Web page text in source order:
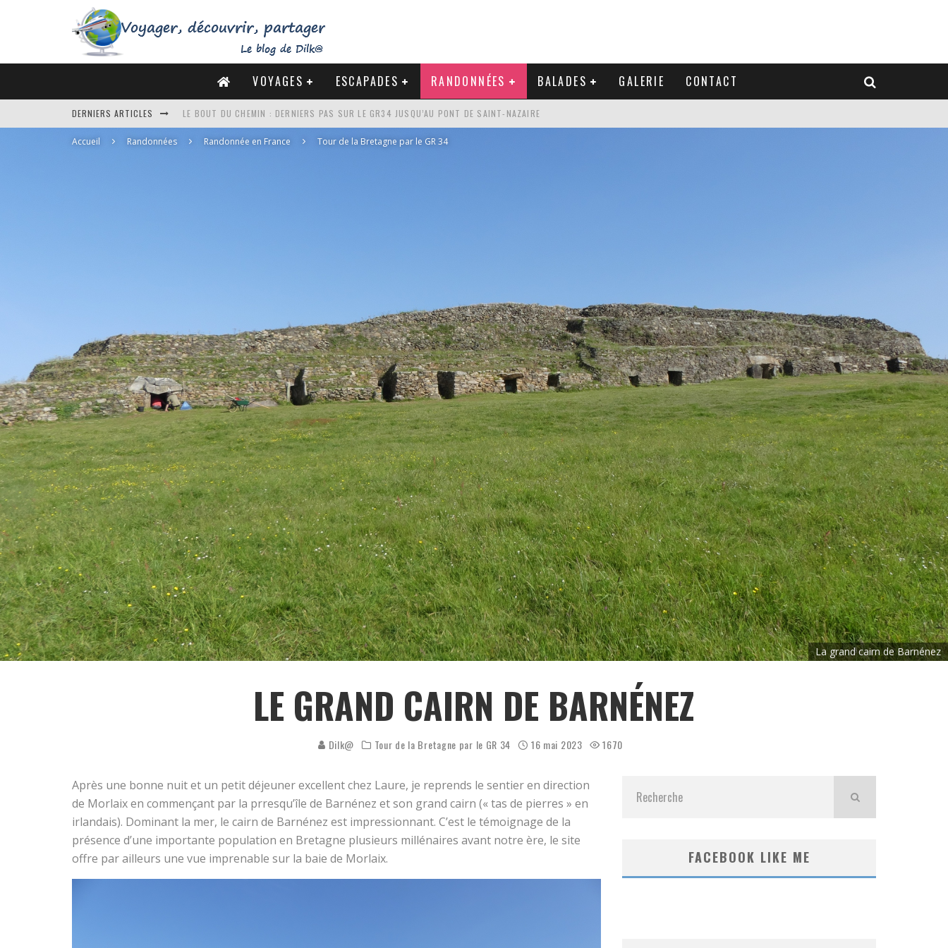
VOYAGES ESCAPADES RANDONNÉES BALADES GALERIE CONTACT
DERNIERS ARTICLES
DE LA CÔTE SAUVAGE À LA BAIE DE LA BAULE
DES MARAIS SALANTS DE GUÉRANDE À LA CÔTE SAUVAGE DU CROISIC
Accueil Randonnées Randonnée en France Tour de la Bretagne par le GR 34
La grand cairn de Barnénez
LE GRAND CAIRN DE BARNÉNEZ
Dilk@ Tour de la Bretagne par le GR 34 16 mai 2023 1670
Après une bonne nuit et un petit déjeuner excellent chez Laure, je reprends le sentier en direction
de Morlaix en commençant par la prresqu’île de Barnénez et son grand cairn (« tas de pierres » en
irlandais). Dominant la mer, le cairn de Barnénez est impressionnant. C’est le témoignage de la
présence d’une importante population en Bretagne plusieurs millénaires avant notre ère, le site
offre par ailleurs une vue imprenable sur la baie de Morlaix.
FACEBOOK LIKE ME